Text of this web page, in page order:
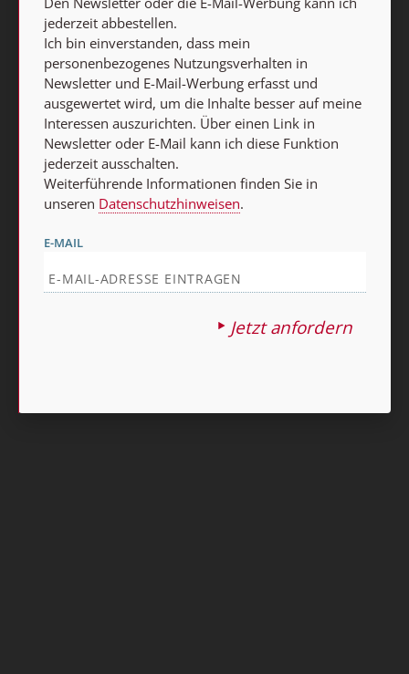
Vertrag widerrufen
Abo online kündigen
jederzeit abbestellen.
Ich bin einverstanden, dass mein
personenbezogenes Nutzungsverhalten in
Newsletter und E-Mail-Werbung erfasst und
ausgewertet wird, um die Inhalte besser auf meine
Interessen auszurichten. Über einen Link in
Newsletter oder E-Mail kann ich diese Funktion
jederzeit ausschalten.
Weiterführende Informationen finden Sie in
unseren Datenschutzhinweisen.
E-MAIL
Jetzt anfordern